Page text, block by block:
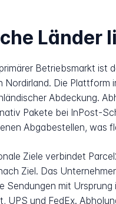
Länder
Betriebsmarkt ist
Nordirland. Die
Abdeckung.
Pakete bei InPost-
Abgabestellen, was
Ziele verbindet
Ziel. Das
Sendungen mit
UPS und FedEx.